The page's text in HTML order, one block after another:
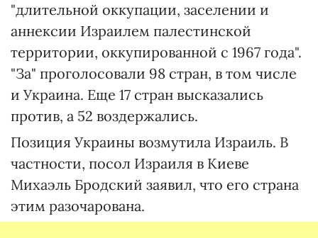
"длительной оккупации, заселении и
аннексии Израилем палестинской
территории, оккупированной с 1967 года".
"За" проголосовали 98 стран, в том числе
и Украина. Еще 17 стран высказались
против, а 52 воздержались.
Позиция Украины возмутила Израиль. В
частности, посол Израиля в Киеве
Михаэль Бродский заявил, что его страна
этим разочарована.